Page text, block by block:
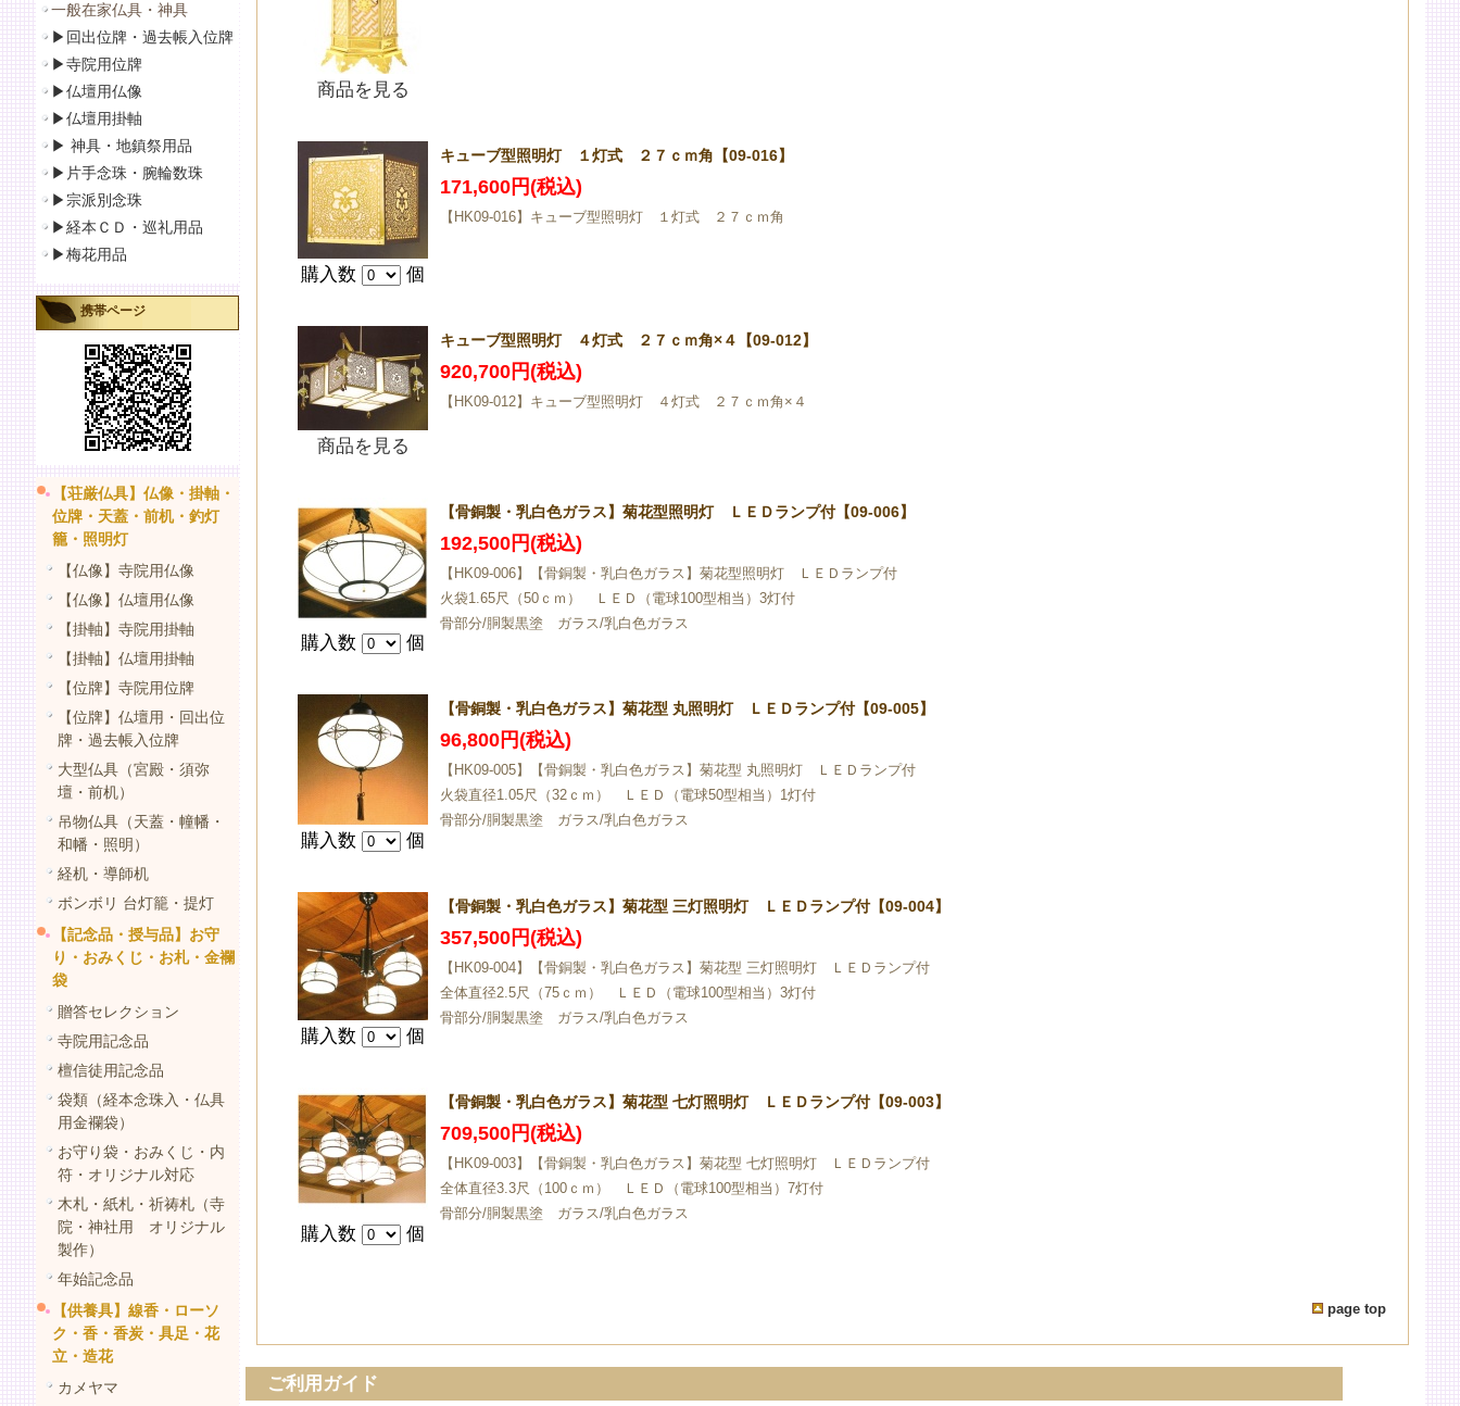
一般在家仏具・神具
▶ 回出位牌・過去帳入位牌
▶寺院用位牌
▶仏壇用仏像
▶仏壇用掛軸
▶ 神具・地鎮祭用品
▶ 片手念珠・腕輪数珠
▶ 宗派別念珠
▶経本ＣＤ・巡礼用品
▶梅花用品
携帯ページ
【荘厳仏具】仏像・掛軸・
位牌・天蓋・前机・釣灯
籠・照明灯
【仏像】寺院用仏像
【仏像】仏壇用仏像
【掛軸】寺院用掛軸
【掛軸】仏壇用掛軸
【位牌】寺院用位牌
【位牌】仏壇用・回出位
牌・過去帳入位牌
大型仏具（宮殿・須弥
壇・前机）
吊物仏具（天蓋・幢幡・
和幡・照明）
経机・導師机
ボンボリ 台灯籠・提灯
【記念品・授与品】お守
り・おみくじ・お札・金襴
袋
贈答セレクション
寺院用記念品
檀信徒用記念品
袋類（経本念珠入・仏具
用金襴袋）
お守り袋・おみくじ・内
符・オリジナル対応
木札・紙札・祈祷札（寺
院・神社用 オリジナル
製作）
年始記念品
【供養具】線香・ローソ
ク・香・香炭・具足・花
立・造花
カメヤマ
商品を見る
購入数 個
キューブ型照明灯 １灯式 ２７ｃｍ角【09-016】
171,600円(税込)
【HK09-016】キューブ型照明灯 １灯式 ２７ｃｍ角
商品を見る
キューブ型照明灯 ４灯式 ２７ｃｍ角×４【09-012】
920,700円(税込)
【HK09-012】キューブ型照明灯 ４灯式 ２７ｃｍ角×４
購入数 個
【骨銅製・乳白色ガラス】菊花型照明灯 ＬＥＤランプ付【09-006】
192,500円(税込)
【HK09-006】【骨銅製・乳白色ガラス】菊花型照明灯 ＬＥＤランプ付
火袋1.65尺（50ｃｍ） ＬＥＤ（電球100型相当）3灯付
骨部分/胴製黒塗 ガラス/乳白色ガラス
購入数 個
【骨銅製・乳白色ガラス】菊花型 丸照明灯 ＬＥＤランプ付【09-005】
96,800円(税込)
【HK09-005】【骨銅製・乳白色ガラス】菊花型 丸照明灯 ＬＥＤランプ付
火袋直径1.05尺（32ｃｍ） ＬＥＤ（電球50型相当）1灯付
骨部分/胴製黒塗 ガラス/乳白色ガラス
購入数 個
【骨銅製・乳白色ガラス】菊花型 三灯照明灯 ＬＥＤランプ付【09-004】
357,500円(税込)
【HK09-004】【骨銅製・乳白色ガラス】菊花型 三灯照明灯 ＬＥＤランプ付
全体直径2.5尺（75ｃｍ） ＬＥＤ（電球100型相当）3灯付
骨部分/胴製黒塗 ガラス/乳白色ガラス
購入数 個
【骨銅製・乳白色ガラス】菊花型 七灯照明灯 ＬＥＤランプ付【09-003】
709,500円(税込)
【HK09-003】【骨銅製・乳白色ガラス】菊花型 七灯照明灯 ＬＥＤランプ付
全体直径3.3尺（100ｃｍ） ＬＥＤ（電球100型相当）7灯付
骨部分/胴製黒塗 ガラス/乳白色ガラス
page top
ご利用ガイド